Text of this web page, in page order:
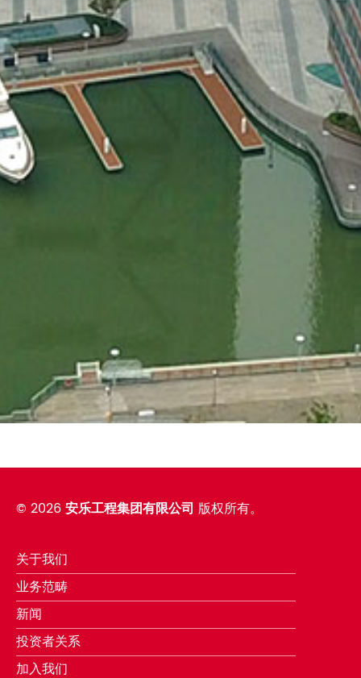
© 2026安乐工程集团有限公司 版权所有。
关于我们
业务范畴
新闻
投资者关系
加入我们